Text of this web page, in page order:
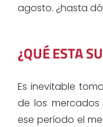
agosto. ¿hasta
¿QUÉ ESTA
Es inevitable
de los mercados
ese período el